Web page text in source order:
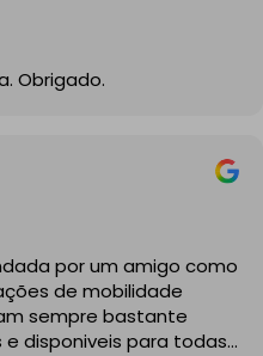
Obrigado.
por um amigo como
de mobilidade
sempre bastante
disponiveis para todas